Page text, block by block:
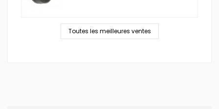
Toutes les meilleures ventes